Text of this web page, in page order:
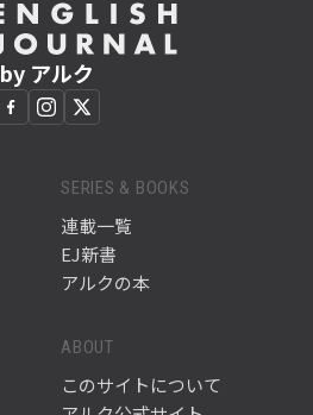
by アルク
SERIES & BOOKS
連載一覧
EJ新書
アルクの本
ABOUT
このサイトについて